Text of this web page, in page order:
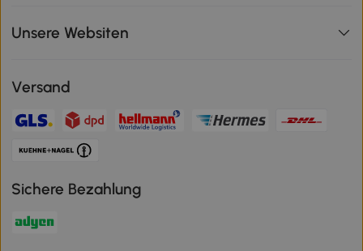
Unsere Websiten
Versand
Sichere Bezahlung